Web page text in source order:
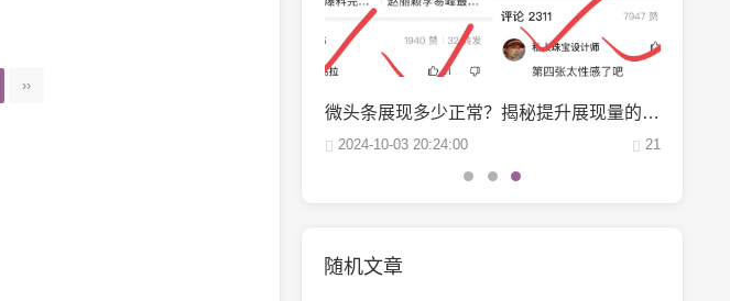
››
微头条展现多少正常？揭秘提升展现量的秘诀
2024-10-03 20:24:00 21
随机文章